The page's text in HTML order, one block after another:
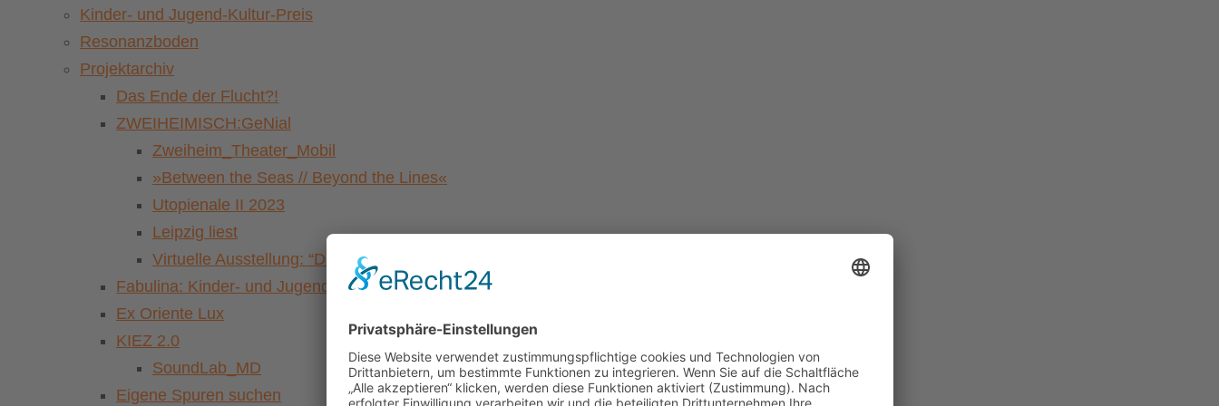
Kinder- und Jugend-Kultur-Preis
Resonanzboden
Projektarchiv
Das Ende der Flucht?!
ZWEIHEIMISCH:GeNial
Zweiheim_Theater_Mobil
»Between the Seas // Beyond the Lines«
Utopienale II 2023
Leipzig liest
Virtuelle Ausstellung: “Der Pascha von Magdeburg”
Fabulina: Kinder- und Jugendkulturfestival
Ex Oriente Lux
KIEZ 2.0
SoundLab_MD
Eigene Spuren suchen